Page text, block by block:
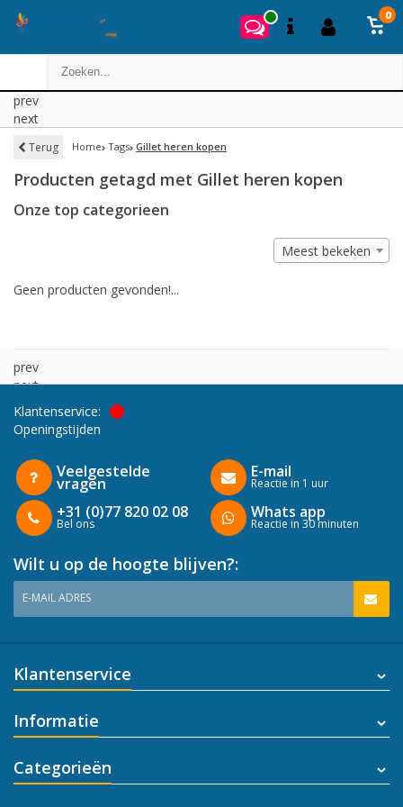
0
prev
next
Terug Home Tags Gillet heren kopen
Producten getagd met Gillet heren kopen
Onze top categorieen
Meest bekeken
Geen producten gevonden!...
prev
next
Klantenservice:
Openingstijden
Veelgestelde
vragen
+31 (0)77 820 02 08
Bel ons
E-mail
Reactie in 1 uur
Whats app
Reactie in 30 minuten
Wilt u op de hoogte blijven?:
E-MAIL ADRES
Klantenservice
Informatie
Categorieën